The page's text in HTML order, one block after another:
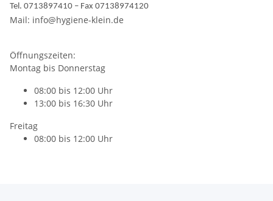
Tel. 0713897410 – Fax 07138974120
Mail: info@hygiene-klein.de
Öffnungszeiten:
Montag bis Donnerstag
08:00 bis 12:00 Uhr
13:00 bis 16:30 Uhr
Freitag
08:00 bis 12:00 Uhr